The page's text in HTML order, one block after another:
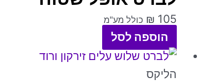
המוצר
₪ 105 כולל מע"מ
הוספה לסל
מספר
סוגים.
ניתן
לבחור
הליקס